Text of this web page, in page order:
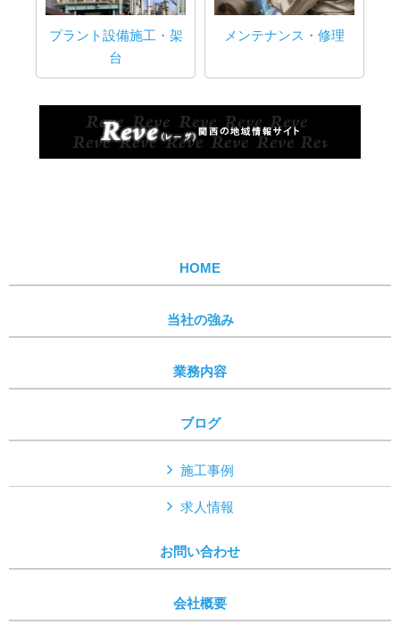
プラント設備施工・架
台
メンテナンス・修理
HOME
当社の強み
業務内容
ブログ
施工事例
求人情報
お問い合わせ
会社概要